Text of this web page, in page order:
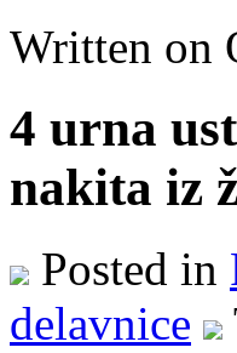
Written on
4 urna
nakita iz
Posted in
delavnice